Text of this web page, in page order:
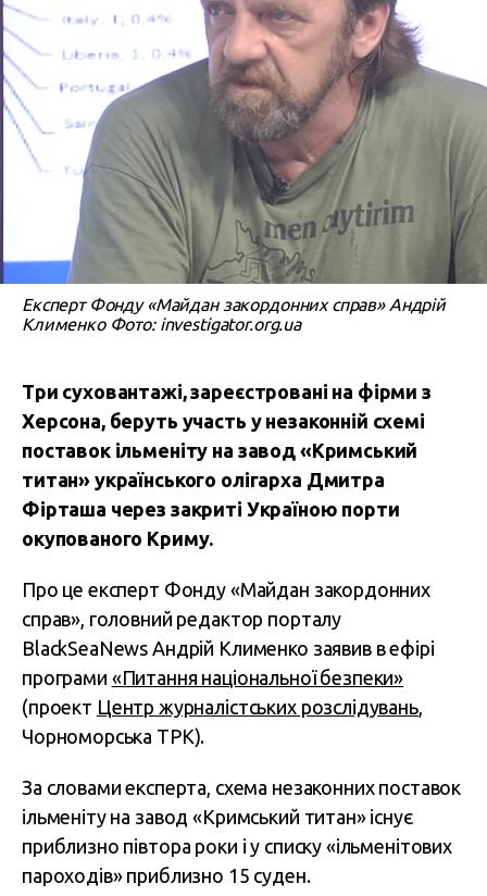
Експерт Фонду «Майдан закордонних справ» Андрій
Клименко Фото: investigator.org.ua
Три суховантажі, зареєстровані на фірми з
Херсона, беруть участь у незаконній схемі
поставок ільменіту на завод «Кримський
титан» українського олігарха Дмитра
Фірташа через закриті Україною порти
окупованого Криму.
Про це експерт Фонду «Майдан закордонних
справ», головний редактор порталу
BlackSeaNews Андрій Клименко заявив в ефірі
програми «Питання національної безпеки»
(проект Центр журналістських розслідувань,
Чорноморська ТРК).
За словами експерта, схема незаконних поставок
ільменіту на завод «Кримський титан» існує
приблизно півтора роки і у списку «ільменітових
пароходів» приблизно 15 суден.